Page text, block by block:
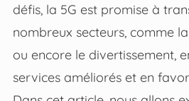
défis, la 5G est promise à
nombreux secteurs, comme
ou encore le divertissement,
services améliorés et en